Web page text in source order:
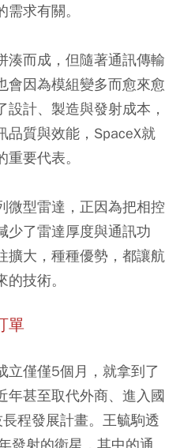
求有關。
湊而成，但隨著通訊傳輸
會因為模組變多而愈來愈
計、製造與發射成本，
品質與效能，SpaceX就
要代表。
微型雷達，正因為把相控
少了雷達厚度與通訊功
擴大，種種優勢，都讓航
技術。
單
立僅僅5個月，就拿到了
年甚至取代外商、進入國
程發展計畫。王毓駒透